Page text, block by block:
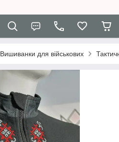
Вишиванки для військових